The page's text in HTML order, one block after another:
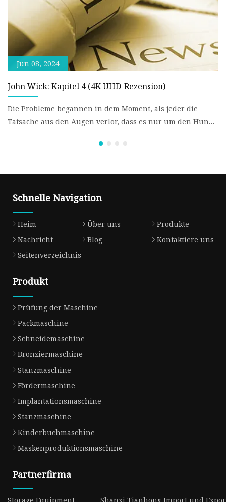
Jun 08, 2024
John Wick: Kapitel 4 (4K UHD-Rezension)
Die Probleme begannen in dem Moment, als jeder die
Tatsache aus den Augen verlor, dass es nur um den Hund
Schnelle Navigation
Heim Über uns
Produkte
Nachricht
Blog
Kontaktiere uns
Seitenverzeichnis
Produkt
Prüfung der Maschine
Packmaschine
Schneidemaschine
Bronziermaschine
Stanzmaschine
Fördermaschine
Implantationsmaschine
Stanzmaschine
Kinderbuchmaschine
Maskenproduktionsmaschine
Partnerfirma
Storage Equipment Shanxi Tianhong Import und